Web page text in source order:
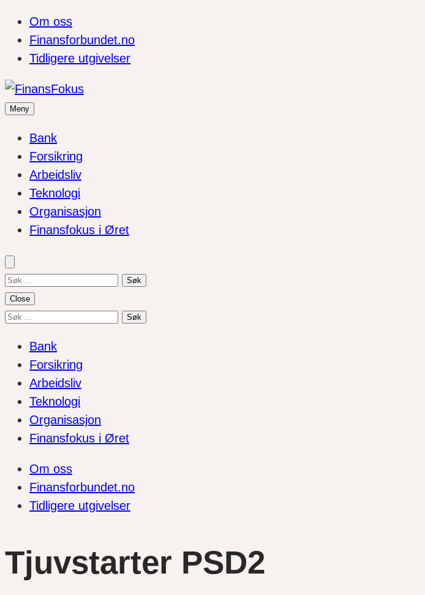
Om oss
Finansforbundet.no
Tidligere utgivelser
Meny
Bank
Forsikring
Arbeidsliv
Teknologi
Organisasjon
Finansfokus i Øret
Søk
etter:
Close
Søk
Bank
Forsikring
Arbeidsliv
Teknologi
Organisasjon
Finansfokus i Øret
Om oss
Finansforbundet.no
Tidligere utgivelser
Tjuvstarter PSD2